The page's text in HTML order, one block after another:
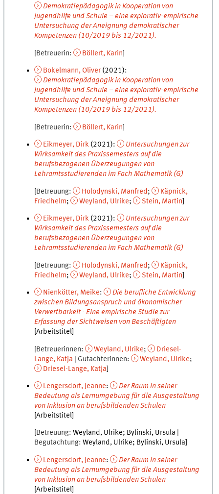
Demokratiepädagogik in Kooperation von
Jugendhilfe und Schule – eine explorativ-empirische
Untersuchung der Aneignung demokratischer
Kompetenzen (10/2019 bis 12/2021).
Betreuerin Böllert, Karin
Bokelmann, Oliver (2021):
Demokratiepädagogik in Kooperation von
Jugendhilfe und Schule – eine explorativ-empirische
Untersuchung der Aneignung demokratischer
Kompetenzen (10/2019 bis 12/2021).
Betreuerin Böllert, Karin
Eikmeyer, Dirk (2021):
Untersuchungen zur
Wirksamkeit des Praxissemesters auf die
berufsbezogenen Überzeugungen von
Lehramtsstudierenden im Fach Mathematik (G)
Betreuung Holodynski, Manfred Käpnick,
Friedhelm
Weyland, Ulrike Stein, Martin
Eikmeyer, Dirk (2021):
Untersuchungen zur
Wirksamkeit des Praxissemesters auf die
berufsbezogenen Überzeugungen von
Lehramtsstudierenden im Fach Mathematik (G)
Betreuung Holodynski, Manfred Käpnick,
Friedhelm
Weyland, Ulrike Stein, Martin
Nienkötter, Meike:
Die berufliche Entwicklung
zwischen Bildungsanspruch und ökonomischer
Verwertbarkeit - Eine empirische Studie zur
Erfassung der Sichtweisen von Beschäftigten
[Arbeitstitel]
Betreuerinnen Weyland, Ulrike
Driesel-
Lange, Katja Gutachterinnen Weyland, Ulrike
Driesel-Lange, Katja
Lengersdorf, Jeanne:
Der Raum in seiner
Bedeutung als Lernumgebung für die Ausgestaltung
von Inklusion an berufsbildenden Schulen
[Arbeitstitel]
Betreuung Weyland, Ulrike Bylinski, Ursula
Begutachtung Weyland, Ulrike Bylinski, Ursula
Lengersdorf, Jeanne:
Der Raum in seiner
Bedeutung als Lernumgebung für die Ausgestaltung
von Inklusion an berufsbildenden Schulen
[Arbeitstitel]